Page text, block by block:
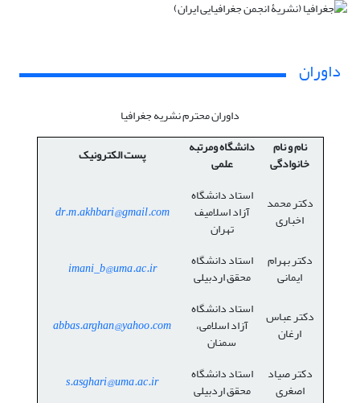
داوران
داوران محترم نشریه جغرافیا
نام و نام
خانوادگی
دانشگاه ومرتبه
علمی پست الکترونیک
دکتر محمد
اخباری
استاد دانشگاه
آزاد اسلامیف
تهران
dr.m.akhbari@gmail.com
دکتر بهرام
ایمانی
استاد دانشگاه
محقق اردبیلی imani_b@uma.ac.ir
دکتر عباس
ارغان
استاد دانشگاه
آزاد اسلامی،
سمنان
abbas.arghan@yahoo.com
دکتر صیاد
اصغری
استاد دانشگاه
محقق اردبیلی
s.asghari@uma.ac.ir